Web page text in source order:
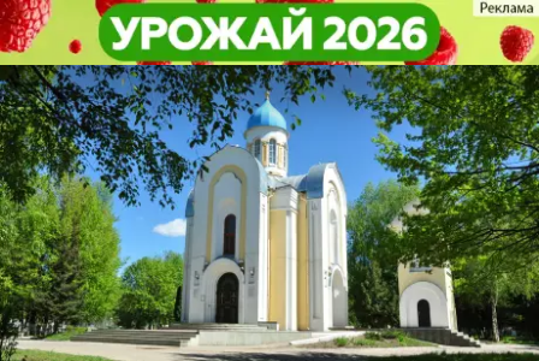
История Пензы: Часовне Михаила
Архангела 25 лет
История
История Пензы: Часовне Михаила
Архангела 25 лет
История
Другие новости
по теме
Погода и курсы
валют в Пензе